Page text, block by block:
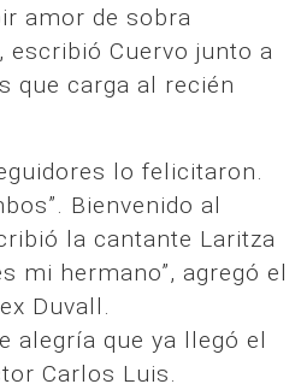
amor de sobra
escribió Cuervo junto a
que carga al recién
lo felicitaron.
Bienvenido al
la cantante Laritza
mi hermano”, agregó el
Duvall.
alegría que ya llegó el
Carlos Luis.